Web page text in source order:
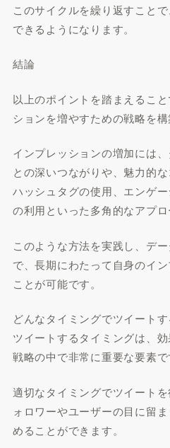
このサイクルを繰り返すこと
できるようになります。
結論
以上のポイントを踏まえるこ
ションを増やすための戦略を構
インプレッションの増加には
との深いつながりや、魅力的
ハッシュタグの使用、エンゲ
の利用といった多角的なアプロ
このような方法を実践し、デ
で、長期にわたって自身のイ
ことが可能です。
どんなタイミングでツイート
ツイートするタイミングは、
戦略の中で非常に重要な要素で
適切なタイミングでツイート
ォロワーやユーザーの目に留
めることができます。